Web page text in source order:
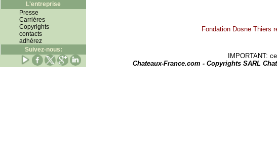
L'entreprise
Presse
Carrières
Copyrights
contacts
adhérez
Suivez-nous:
Fondation Dosne Thiers
IMPORTANT:
Chateaux-France.com - Copyrights SARL